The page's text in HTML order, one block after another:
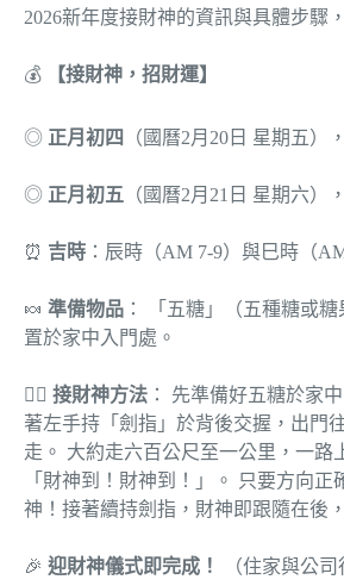
2026新年度接財神的資訊與具體步驟
💰 【接財神，招財運】
◎ 正月初四 （國曆2月20日 星期五）
◎ 正月初五 （國曆2月21日 星期六）
⏰ 吉時 ：辰時（AM 7-9）與巳時（
🍬 準備物品 ： 「五糖」（五種糖或
置於家中入門處。
🚶‍♂️ 接財神方法 ： 先準備好五糖於家
著左手持「劍指」於背後交握，出門
走。 大約走六百公尺至一公里，一路
「財神到！財神到！」。 只要方向正
神！接著續持劍指，財神即跟隨在後
🎉 迎財神儀式即完成！ （住家與公司